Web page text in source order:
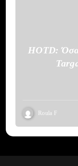
HOTD: Όσα
Roula F